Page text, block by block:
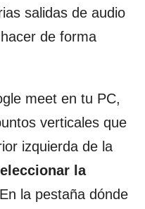
salidas de audio
de forma
meet en tu PC,
verticales que
izquierda de la
la
la pestaña dónde